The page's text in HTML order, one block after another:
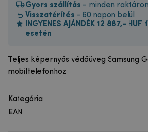
Gyors szállítás - minden raktáron
Visszatérítés - 60 napon belül
INGYENES AJÁNDÉK 12 887,-
esetén
Teljes képernyős védőüveg Samsung
mobiltelefonhoz
Kategória
EAN